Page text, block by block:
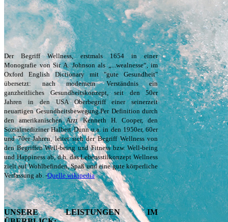
click & scroll
Der Begriff Wellness, erstmals 1654 in einer
Monografie von Sir A. Johnson als „...wealnesse“, im
Oxford English Dictionary mit "gute Gesundheit"
übersetzt: nach modernem Verständnis ein
ganzheitliches Gesundheitskonzept, seit den 50er
Jahren in den USA Oberbegriff einer seinerzeit
neuartigen Gesundheitsbewegung.Per Definition durch
den amerikanischen Arzt Kenneth H. Cooper, den
Sozialmediziner Halbert Dunn u.a. in den 1950er, 60er
und 70er Jahren, leitet sich der Begriff Wellness von
den Begriffen Well-being und Fitness bzw. Well-being
und Happiness ab, d.h. das Lebensstilkonzept Wellness
zielt auf Wohlbefinden, Spaß und eine gute körperliche
Verfassung ab. -Quelle wikipedia
UNSERE LEISTUNGEN IM